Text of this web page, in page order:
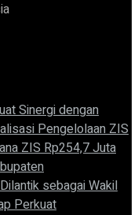
Sinergi dengan
Pengelolaan ZIS
ZIS Rp254,7 Juta
sebagai Wakil
Perkuat